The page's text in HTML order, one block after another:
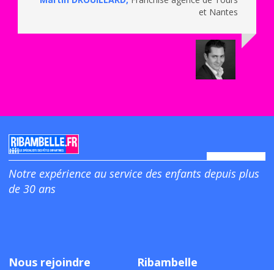
et Nantes
Notre expérience au service des enfants depuis plus
de 30 ans
Nous rejoindre Ribambelle